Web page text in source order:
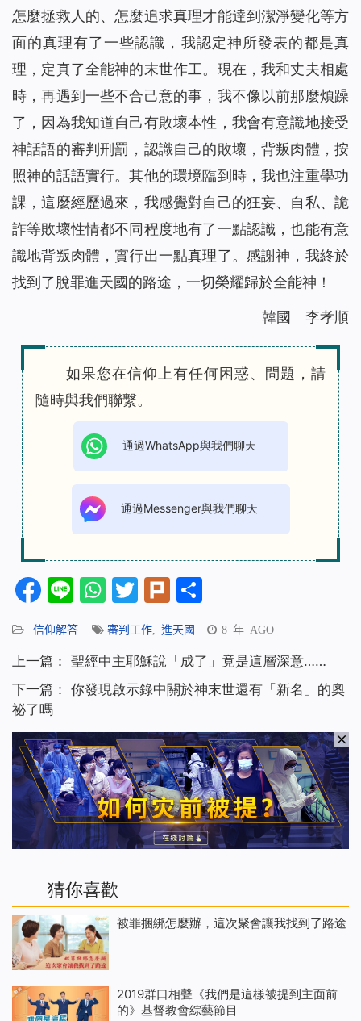
怎麼拯救人的、怎麼追求真理才能達到潔淨變化等方
面的真理有了一些認識，我認定神所發表的都是真
理，定真了全能神的末世作工。現在，我和丈夫相處
時，再遇到一些不合己意的事，我不像以前那麼煩躁
了，因為我知道自己有敗壞本性，我會有意識地接受
神話語的審判刑罰，認識自己的敗壞，背叛肉體，按
照神的話語實行。其他的環境臨到時，我也注重學功
課，這麼經歷過來，我感覺對自己的狂妄、自私、詭
詐等敗壞性情都不同程度地有了一點認識，也能有意
識地背叛肉體，實行出一點真理了。感謝神，我終於
找到了脫罪進天國的路途，一切榮耀歸於全能神！
韓國 李孝順
如果您在信仰上有任何困惑、問題，請
隨時與我們聯繫。
通過WhatsApp與我們聊天
通過Messenger與我們聊天
Facebook
LineWhatsApp
Twitter
Plurk
信仰解答 審判工作 進天國 8 年 AGO
上一篇： 聖經中主耶穌說「成了」竟是這層深意……
下一篇： 你發現啟示錄中關於神末世還有「新名」的奧
祕了嗎
猜你喜歡
被罪捆綁怎麼辦，這次聚會讓我找到了路途
2019群口相聲《我們是這樣被提到主面前
的》基督教會綜藝節目